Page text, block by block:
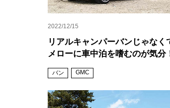
2022/12/15
リアルキャンパーバンじゃなく
メローに車中泊を嗜むのが気分
バン GMC